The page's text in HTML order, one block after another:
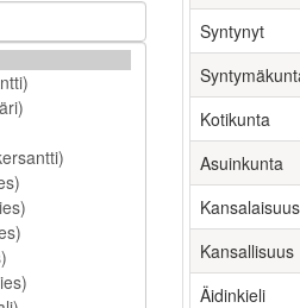
Syntynyt
Kotikunta
Asuinkunta
Kansalaisuus
Kansallisuus
Äidinkieli